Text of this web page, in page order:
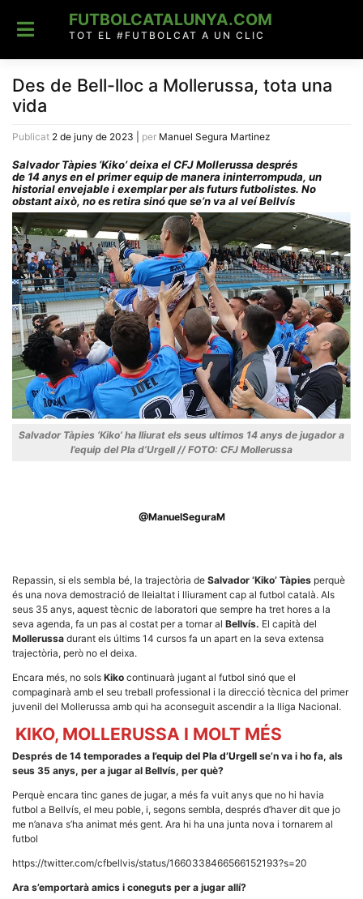
content
FUTBOLCATALUNYA.COM
TOT EL #FUTBOLCAT A UN CLIC
Des de Bell-lloc a Mollerussa, tota una
vida
Publicat 2 de juny de 2023 per Manuel Segura Martinez
Salvador Tàpies ‘Kiko’ deixa el CFJ Mollerussa després
de 14 anys en el primer equip de manera ininterrompuda, un
historial envejable i exemplar per als futurs futbolistes. No
obstant això, no es retira sinó que se’n va al veí Bellvís
Salvador Tàpies ‘Kiko’ ha lliurat els seus ultimos 14 anys de jugador a
l’equip del Pla d’Urgell // FOTO: CFJ Mollerussa
@ManuelSeguraM
Repassin, si els sembla bé, la trajectòria de Salvador ‘Kiko’ Tàpies perquè
és una nova demostració de lleialtat i lliurament cap al futbol català. Als
seus 35 anys, aquest tècnic de laboratori que sempre ha tret hores a la
seva agenda, fa un pas al costat per a tornar al Bellvís. El capità del
Mollerussa durant els últims 14 cursos fa un apart en la seva extensa
trajectòria, però no el deixa.
Encara més, no sols Kiko continuarà jugant al futbol sinó que el
compaginarà amb el seu treball professional i la direcció tècnica del primer
juvenil del Mollerussa amb qui ha aconseguit ascendir a la lliga Nacional.
KIKO, MOLLERUSSA I MOLT MÉS
Després de 14 temporades a l’equip del Pla d’Urgell se’n va i ho fa, als
seus 35 anys, per a jugar al Bellvís, per què?
Perquè encara tinc ganes de jugar, a més fa vuit anys que no hi havia
futbol a Bellvís, el meu poble, i, segons sembla, després d’haver dit que jo
me n’anava s’ha animat més gent. Ara hi ha una junta nova i tornarem al
futbol
https://twitter.com/cfbellvis/status/1660338466566152193?s=20
Ara s’emportarà amics i coneguts per a jugar allí?
són
web.
Estadístiques
Recopilem
de manera
anònima d'ús
del lloc web
la funcionalitat
i la seva
estructura.
Experiència
d'usuari
Alguns
nostre lloc web
emmagatzemen
dades en el seu